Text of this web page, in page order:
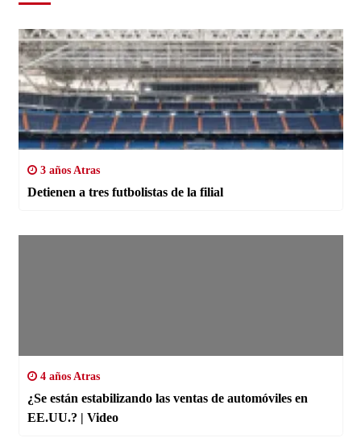
3 años Atras
Detienen a tres futbolistas de la filial
4 años Atras
¿Se están estabilizando las ventas de automóviles en
EE.UU.? | Video